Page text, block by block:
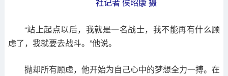
社记者 侯昭康 摄
“站上起点以后，我就是一名战士，我不能再有什么顾
虑了，我就要去战斗。”他说。
抛却所有顾虑，他开始为自己心中的梦想全力一搏。在